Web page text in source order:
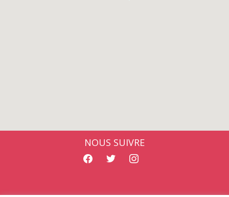
NOUS SUIVRE
facebooktwitter instagram